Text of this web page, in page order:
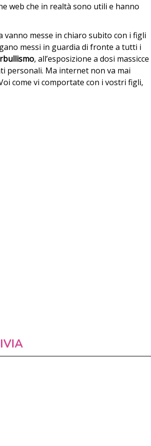
web che in realtà sono utili e hanno
vanno messe in chiaro subito con i figli
messi in guardia di fronte a tutti i
, all’esposizione a dosi massicce
personali. Ma internet non va mai
come vi comportate con i vostri figli,